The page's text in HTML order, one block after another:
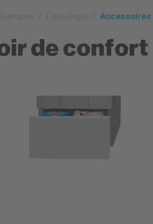
Accessoires
de confort